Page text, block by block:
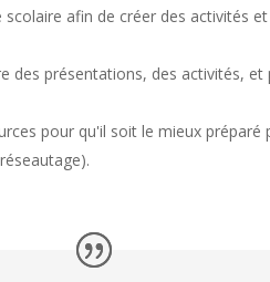
afin de créer des activités
des présentations, des activités,
pour qu'il soit le mieux préparé